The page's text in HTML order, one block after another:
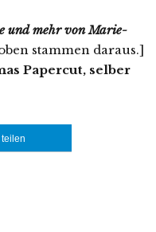
und mehr von Marie-
stammen daraus.]
Papercut, selber
teilen